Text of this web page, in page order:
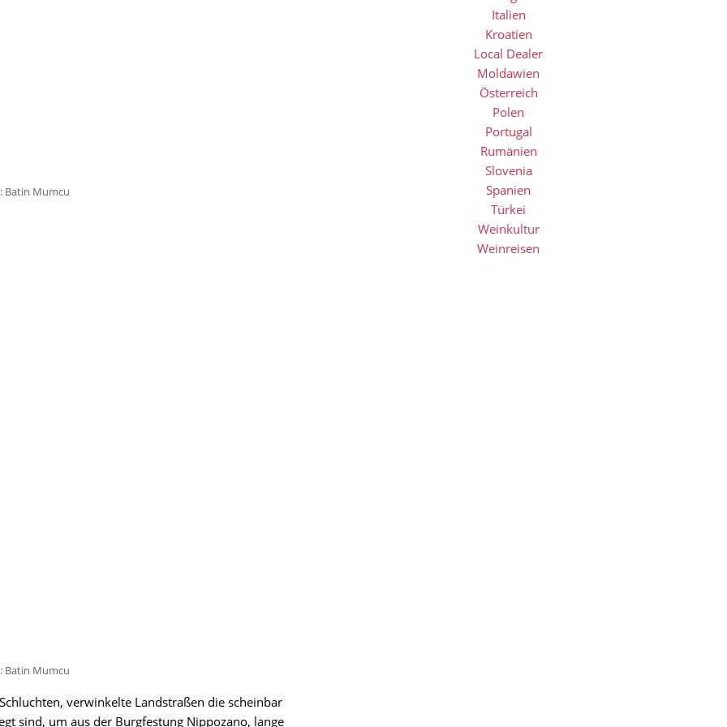
Batin Mumcu
Batin Mumcu
verwinkelte Landstraßen die scheinbar
sind, um aus der Burgfestung Nippozano, lange
Italien
Kroatien
Local Dealer
Moldawien
Österreich
Polen
Portugal
Rumänien
Slovenia
Spanien
Türkei
Weinkultur
Weinreisen